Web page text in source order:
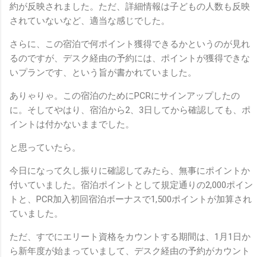
約が反映されました。ただ、詳細情報は子どもの人数も反映
されていないなど、適当な感じでした。
さらに、この宿泊で何ポイント獲得できるかというのが見れ
るのですが、デスク経由の予約には、ポイントが獲得できな
いプランです、という旨が書かれていました。
ありゃりゃ。この宿泊のためにPCRにサインアップしたの
に。そしてやはり、宿泊から2、3日してから確認しても、ポ
イントは付かないままでした。
と思っていたら。
今日になって久し振りに確認してみたら、無事にポイントか
付いていました。宿泊ポイントとして規定通りの2,000ポイン
トと、PCR加入初回宿泊ボーナスで1,500ポイントが加算され
ていました。
ただ、すでにエリート資格をカウントする期間は、1月1日か
ら新年度が始まっていまして、デスク経由の予約がカウント